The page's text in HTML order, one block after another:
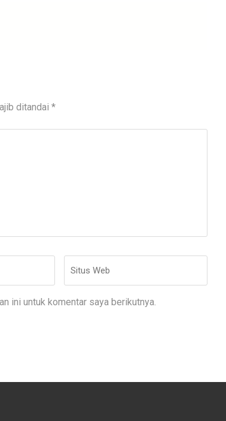
ditandai *
Web
ini untuk komentar saya berikutnya.